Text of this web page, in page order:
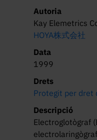
Autoria
Kay Elemetrics
HOYA株式会社
Data
1999
Drets
Protegit per dret
Descripció
Electroglotògraf